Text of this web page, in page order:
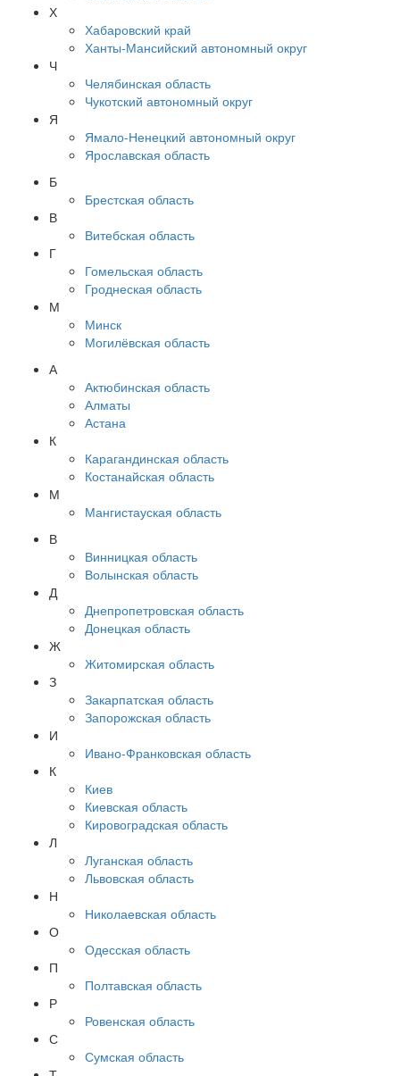
Х
Хабаровский край
Ханты-Мансийский автономный округ
Ч
Челябинская область
Чукотский автономный округ
Я
Ямало-Ненецкий автономный округ
Ярославская область
Б
Брестская область
В
Витебская область
Г
Гомельская область
Гроднеская область
М
Минск
Могилёвская область
А
Актюбинская область
Алматы
Астана
К
Карагандинская область
Костанайская область
М
Мангистауская область
В
Винницкая область
Волынская область
Д
Днепропетровская область
Донецкая область
Ж
Житомирская область
З
Закарпатская область
Запорожская область
И
Ивано-Франковская область
К
Киев
Киевская область
Кировоградская область
Л
Луганская область
Львовская область
Н
Николаевская область
О
Одесская область
П
Полтавская область
Р
Ровенская область
С
Сумская область